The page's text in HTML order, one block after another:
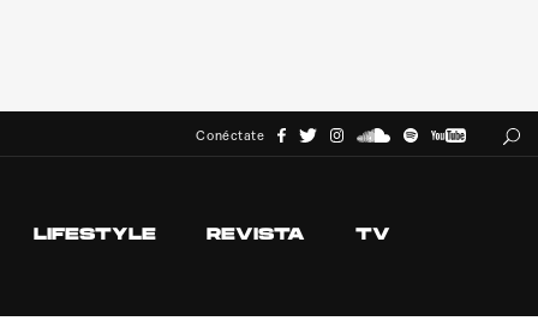
Conéctate
LIFESTYLE REVISTA TV